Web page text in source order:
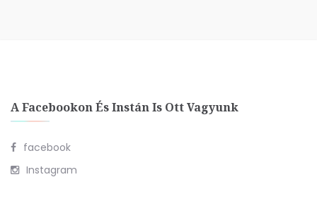
A Facebookon És Instán Is Ott Vagyunk
facebook
Instagram